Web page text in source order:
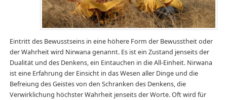
Eintritt des Bewusstseins in eine höhere Form der Bewusstheit oder
der Wahrheit wird Nirwana genannt. Es ist ein Zustand jenseits der
Dualität und des Denkens, ein Eintauchen in die All-Einheit. Nirwana
ist eine Erfahrung der Einsicht in das Wesen aller Dinge und die
Befreiung des Geistes von den Schranken des Denkens, die
Verwirklichung höchster Wahrheit jenseits der Worte. Oft wird für